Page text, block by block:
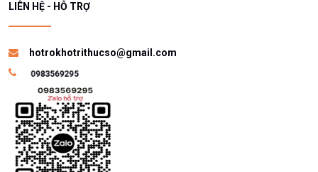
LIÊN HỆ - HỖ TRỢ
hotrokhotrithucso@gmail.com